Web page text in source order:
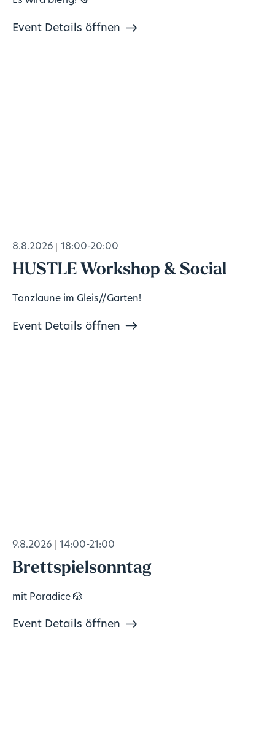
Event Details öffnen
8.8.2026 18:00-20:00
HUSTLE Workshop & Social
Tanzlaune im Gleis//Garten!
Event Details öffnen
9.8.2026 14:00-21:00
Brettspielsonntag
mit Paradice 🎲
Event Details öffnen